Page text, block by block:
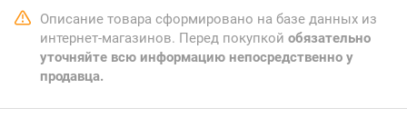
Описание товара сформировано на базе данных из
интернет-магазинов. Перед покупкой обязательно
уточняйте всю информацию непосредственно у
продавца.